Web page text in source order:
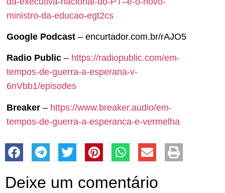
ministro-da-educao-egt2cs
Google Podcast – encurtador.com.br/rAJO5
Radio Public – https://radiopublic.com/em-
tempos-de-guerra-a-esperana-v-
6nVbb1/episodes
Breaker – https://www.breaker.audio/em-
tempos-de-guerra-a-esperanca-e-vermelha
Deixe um comentário